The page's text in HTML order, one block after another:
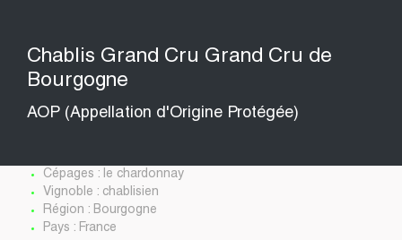
Chablis Grand Cru Grand Cru de
Bourgogne
AOP (Appellation d'Origine Protégée)
Cépages : le chardonnay
Vignoble : chablisien
Région : Bourgogne
Pays : France